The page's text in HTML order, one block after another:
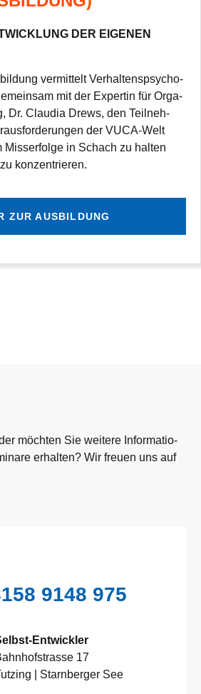
DER EIGENEN
ver­mit­telt Ver­hal­tens­psy­cho­
mit der Exper­tin für Orga­
Dr. Clau­dia Drews, den Teil­neh­
der VUCA-Welt
Miss­erfolge in Schach zu hal­ten
konzentrieren.
ZUR AUSBILDUNG
möch­ten Sie wei­tere Infor­ma­tio­
erhal­ten? Wir freuen uns auf
9148 975
Ent­wick­ler
17
| Starn­ber­ger See